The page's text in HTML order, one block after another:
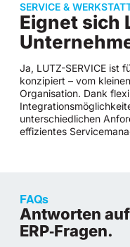
SERVICE &
Eignet sich
Ja, LUTZ-SERVICE ist
konzipiert – vom
Organisation. Dank
unterschiedlichen
effizientes
FAQs
Antworten auf
ERP‑Fragen.